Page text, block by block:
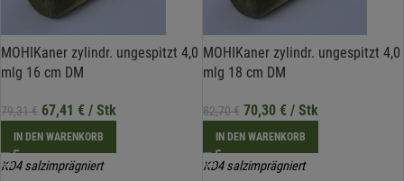
MOHIKaner zylindr. ungespitzt 4,0
mlg 16 cm DM
79,31€ 67,41 € / Stk
IN DEN WARENKORB
KD4 salzimprägniert
MOHIKaner zylindr. ungespitzt 4,0
mlg 18 cm DM
82,70€ 70,30 €/ Stk
IN DEN WARENKORB
KD4 salzimprägniert